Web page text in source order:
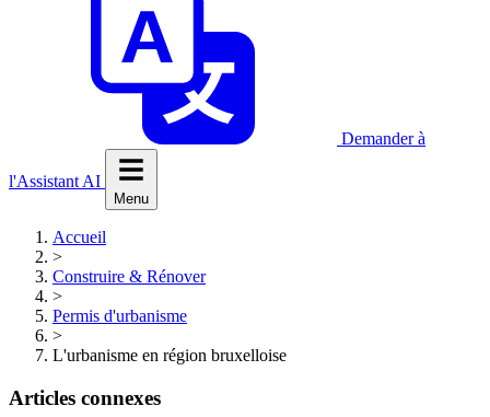
Demander à
l'Assistant AI
Menu
Accueil
>
Construire & Rénover
>
Permis d'urbanisme
>
L'urbanisme en région bruxelloise
Articles connexes